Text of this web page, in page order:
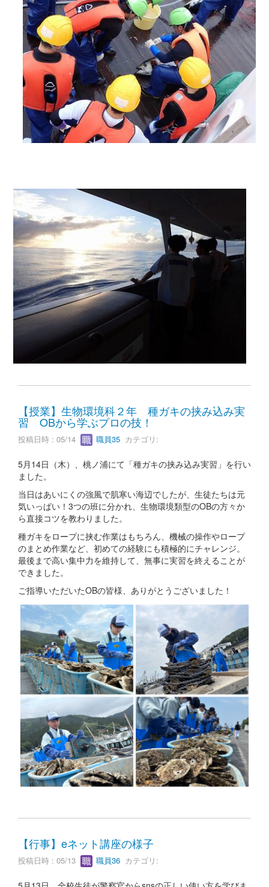
【授業】生物環境科２年 種ガキの挟み込み実
習 OBから学ぶプロの技！
投稿日時 : 05/14 職員35 カテゴリ:
5月14日（木）、桃ノ浦にて「種ガキの挟み込み実習」を行い
ました。
当日はあいにくの強風で肌寒い海辺でしたが、生徒たちは元
気いっぱい！3つの班に分かれ、生物環境類型のOBの方々か
ら直接コツを教わりました。
種ガキをロープに挟む作業はもちろん、機械の操作やロープ
のまとめ作業など、初めての経験にも積極的にチャレンジ。
最後まで高い集中力を維持して、無事に実習を終えることが
できました。
ご指導いただいたOBの皆様、ありがとうございました！
【行事】eネット講座の様子
投稿日時 : 05/13 職員36 カテゴリ: